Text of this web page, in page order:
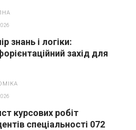
знань і логіки:
захід для
курсових робіт
спеціальності 072